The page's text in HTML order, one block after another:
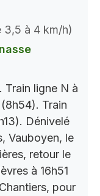
3,5 à 4 km/h)
Train ligne N à
Train
Dénivelé
Vauboyen, le
retour le
à 16h51
pour